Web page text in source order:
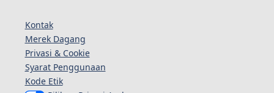
Kontak
Merek Dagang
Privasi & Cookie
Syarat Penggunaan
Kode Etik